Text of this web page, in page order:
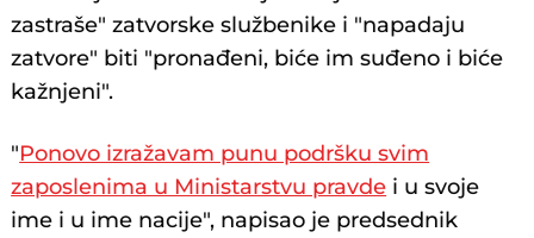
zastraše" zatvorske službenike i "napadaju
zatvore" biti "pronađeni, biće im suđeno i biće
kažnjeni".
"Ponovo izražavam punu podršku svim
zaposlenima u Ministarstvu pravde i u svoje
ime i u ime nacije", napisao je predsednik